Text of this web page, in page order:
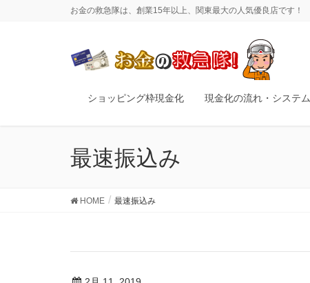
お金の救急隊は、創業15年以上、関東最大の人気優良店です！
ショッピング枠現金化 現金化の流れ・システム
最速振込み
HOME 最速振込み